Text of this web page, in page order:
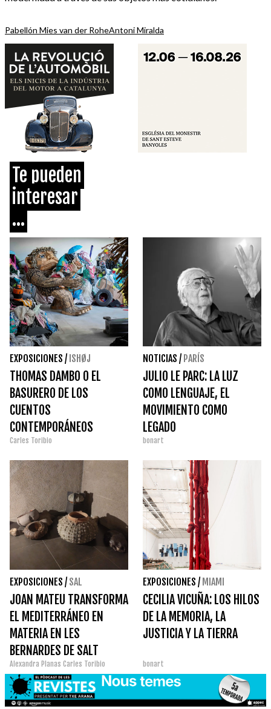
Pabellón Mies van der RoheAntoni Miralda
Te pueden
interesar
...
EXPOSICIONES / ISHØJ
THOMAS DAMBO O EL
BASURERO DE LOS
CUENTOS
CONTEMPORÁNEOS
Carles Toribio
NOTICIAS / PARÍS
JULIO LE PARC: LA LUZ
COMO LENGUAJE, EL
MOVIMIENTO COMO
LEGADO
bonart
EXPOSICIONES / SAL
JOAN MATEU TRANSFORMA
EL MEDITERRÁNEO EN
MATERIA EN LES
BERNARDES DE SALT
Alexandra Planas Carles Toribio
EXPOSICIONES / MIAMI
CECILIA VICUÑA: LOS HILOS
DE LA MEMORIA, LA
JUSTICIA Y LA TIERRA
bonart